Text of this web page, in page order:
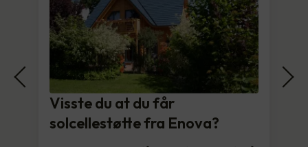
Visste du at du får
solcellestøtte fra Enova?